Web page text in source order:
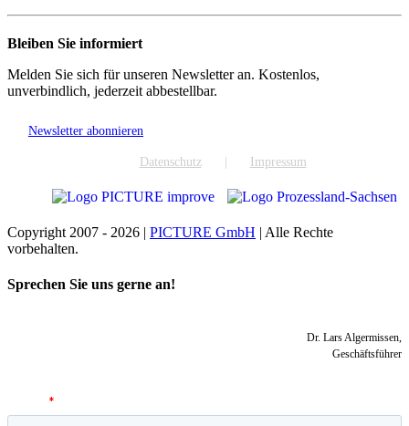
Bleiben Sie informiert
Melden Sie sich für unseren Newsletter an. Kostenlos,
unverbindlich, jederzeit abbestellbar.
Newsletter abonnieren
Datenschutz Impressum
Copyright 2007 - 2026 | PICTURE GmbH | Alle Rechte
vorbehalten.
Toggle
Sprechen Sie uns gerne an!
Dr. Lars Algermissen,
Geschäftsführer